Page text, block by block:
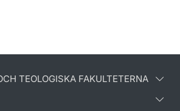
TEOLOGISKA FAKULTETERNA